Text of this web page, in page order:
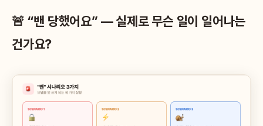
🚨 “밴 당했어요” — 실제로 무슨 일이 일어나는
건가요?